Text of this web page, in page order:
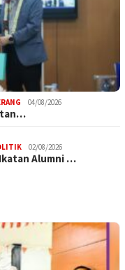
04/08/2026
02/08/2026
Alumni …